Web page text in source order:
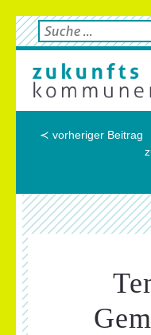
≺ vorheriger Beitrag